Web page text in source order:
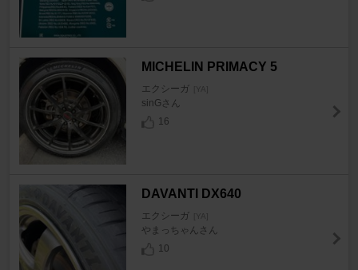
MICHELIN PRIMACY 5
エクシーガ [YA]
sinGさん
16
DAVANTI DX640
エクシーガ [YA]
やまっちゃんさん
10